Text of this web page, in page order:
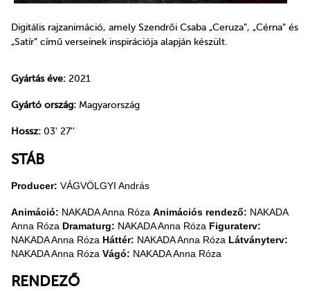
Digitális rajzanimáció, amely Szendrői Csaba „Ceruza”, „Cérna” és
„Satír” című verseinek inspirációja alapján készült.
Gyártás éve: 2021
Gyártó ország: Magyarország
Hossz: 03' 27''
STÁB
Producer: VÁGVÖLGYI András
Animáció: NAKADA Anna Róza Animációs rendező: NAKADA
Anna Róza Dramaturg: NAKADA Anna Róza Figuraterv:
NAKADA Anna Róza Háttér: NAKADA Anna Róza Látványterv:
NAKADA Anna Róza Vágó: NAKADA Anna Róza
RENDEZŐ